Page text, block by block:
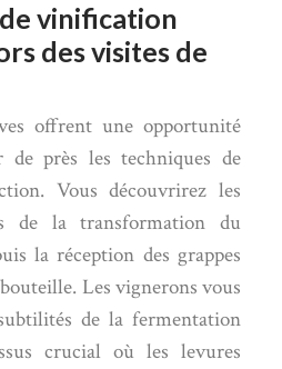
vinification
des visites de
offrent une opportunité
de près les techniques de
Vous découvrirez les
de la transformation du
la réception des grappes
Les vignerons vous
de la fermentation
crucial où les levures